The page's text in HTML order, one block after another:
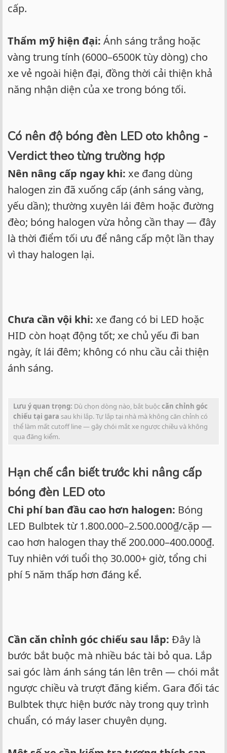
cấp.
Thẩm mỹ hiện đại: Ánh sáng trắng hoặc
vàng trung tính (6000–6500K tùy dòng) cho
xe vẻ ngoài hiện đại, đồng thời cải thiện khả
năng nhận diện của xe trong bóng tối.
Có nên độ bóng đèn LED oto không -
Verdict theo từng trường hợp
Nên nâng cấp ngay khi: xe đang dùng
halogen zin đã xuống cấp (ánh sáng vàng,
yếu dần); thường xuyên lái đêm hoặc đường
đèo; bóng halogen vừa hỏng cần thay — đây
là thời điểm tối ưu để nâng cấp một lần thay
vì thay halogen lại.
Chưa cần vội khi: xe đang có bi LED hoặc
HID còn hoạt động tốt; xe chủ yếu đi ban
ngày, ít lái đêm; không có nhu cầu cải thiện
ánh sáng.
Lưu ý quan trọng: Dù chọn dòng nào, bắt buộccăn chỉnh góc
chiếu tại gara sau khi lắp. Tự lắp tại nhà mà không căn chỉnh có
thể làm mất cutoff line — gây chói mắt xe ngược chiều và không
qua đăng kiểm.
Hạn chế cần biết trước khi nâng cấp
bóng đèn LED oto
Chi phí ban đầu cao hơn halogen: Bóng
LED Bulbtek từ 1.800.000–2.500.000₫/cặp —
cao hơn halogen thay thế 200.000–400.000₫.
Tuy nhiên với tuổi thọ 30.000+ giờ, tổng chi
phí 5 năm thấp hơn đáng kể.
Cần căn chỉnh góc chiếu sau lắp: Đây là
bước bắt buộc mà nhiều bác tài bỏ qua. Lắp
sai góc làm ánh sáng tán lên trên — chói mắt
ngược chiều và trượt đăng kiểm. Gara đối tác
Bulbtek thực hiện bước này trong quy trình
chuẩn, có máy laser chuyên dụng.